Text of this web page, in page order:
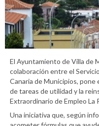
El Ayuntamiento de Villa de
colaboración entre el
Canaria de Municipios, pone
de tareas de utilidad y la
Extraordinario de Empleo La
Una iniciativa que, según